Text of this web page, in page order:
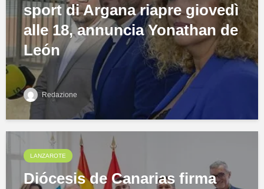
sport di Argana riapre giovedì
alle 18, annuncia Yonathan de
León
Redazione
LANZAROTE
Diócesis de Canarias firma